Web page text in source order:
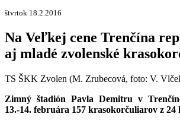
štvrtok 18.2.2016
Na Veľkej cene Trenčína
aj mladé zvolenské
TS ŠKK Zvolen (M. Zrubecová, foto: V.
Zimný štadión Pavla Demitru v
13.-14. februára 157 krasokorčuliarov z 24